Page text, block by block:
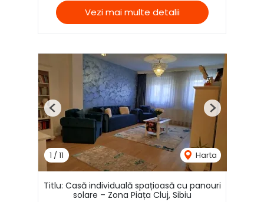
Vezi mai multe detalii
1 /11 Harta
Previous Next
Titlu: Casă individuală spațioasă cu panouri
solare – Zona Piața Cluj, Sibiu